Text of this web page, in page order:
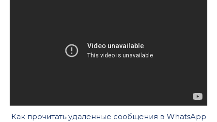
Как прочитать удаленные сообщения в WhatsApp